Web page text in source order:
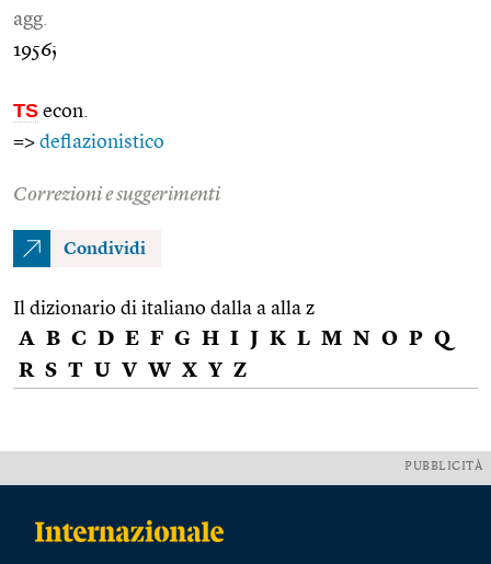
agg.
1956;
TS econ.
=> deflazionistico
Correzioni e suggerimenti
Condividi
Il dizionario di italiano dalla a alla z
A B C D E F G H I J K L M N O P Q
R S T U V W X Y Z
PUBBLICITÀ